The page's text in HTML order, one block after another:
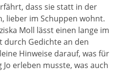
dass sie statt in der
lieber im Schuppen wohnt.
Moll lässt einen lange im
durch Gedichte an den
Hinweise darauf, was für
Jo erleben musste, was auch